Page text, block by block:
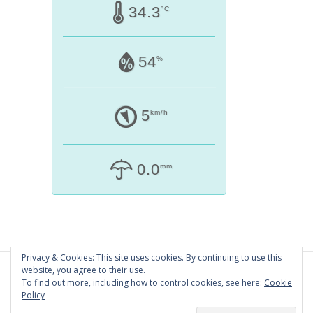
34.3°C
54%
5km/h
0.0mm
Privacy & Cookies: This site uses cookies. By continuing to use this
website, you agree to their use.
To find out more, including how to control cookies, see here: Cookie
Policy